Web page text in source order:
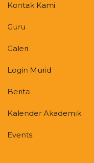
Kontak Kami
Guru
Galeri
Login Murid
Berita
Kalender Akademik
Events